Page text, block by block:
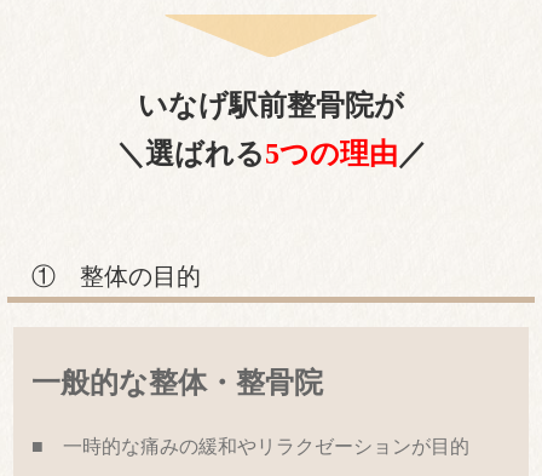
いなげ駅前整骨院が
＼選ばれる5つの理由／
① 整体の目的
一般的な整体・整骨院
■ 一時的な痛みの緩和やリラクゼーションが目的